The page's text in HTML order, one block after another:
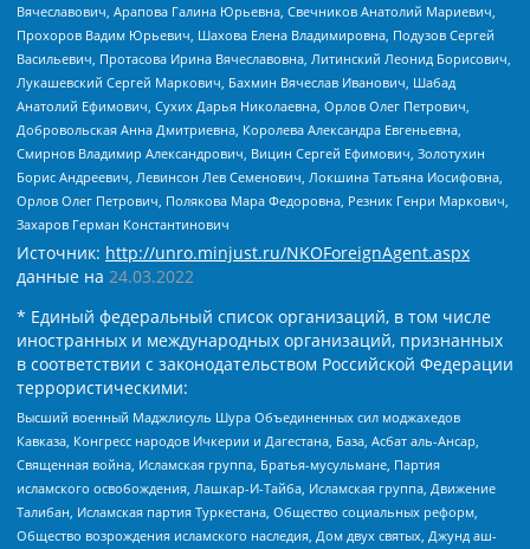
Вячеславович, Арапова Галина Юрьевна, Свечников Анатолий Мариевич,
Прохоров Вадим Юрьевич, Шахова Елена Владимировна, Подузов Сергей
Васильевич, Протасова Ирина Вячеславовна, Литинский Леонид Борисович,
Лукашевский Сергей Маркович, Бахмин Вячеслав Иванович, Шабад
Анатолий Ефимович, Сухих Дарья Николаевна, Орлов Олег Петрович,
Добровольская Анна Дмитриевна, Королева Александра Евгеньевна,
Смирнов Владимир Александрович, Вицин Сергей Ефимович, Золотухин
Борис Андреевич, Левинсон Лев Семенович, Локшина Татьяна Иосифовна,
Орлов Олег Петрович, Полякова Мара Федоровна, Резник Генри Маркович,
Захаров Герман Константинович
Источник: http://unro.minjust.ru/NKOForeignAgent.aspx
данные на 24.03.2022
* Единый федеральный список организаций, в том числе
иностранных и международных организаций, признанных
в соответствии с законодательством Российской Федерации
террористическими:
Высший военный Маджлисуль Шура Объединенных сил моджахедов
Кавказа, Конгресс народов Ичкерии и Дагестана, База, Асбат аль-Ансар,
Священная война, Исламская группа, Братья-мусульмане, Партия
исламского освобождения, Лашкар-И-Тайба, Исламская группа, Движение
Талибан, Исламская партия Туркестана, Общество социальных реформ,
Общество возрождения исламского наследия, Дом двух святых, Джунд аш-